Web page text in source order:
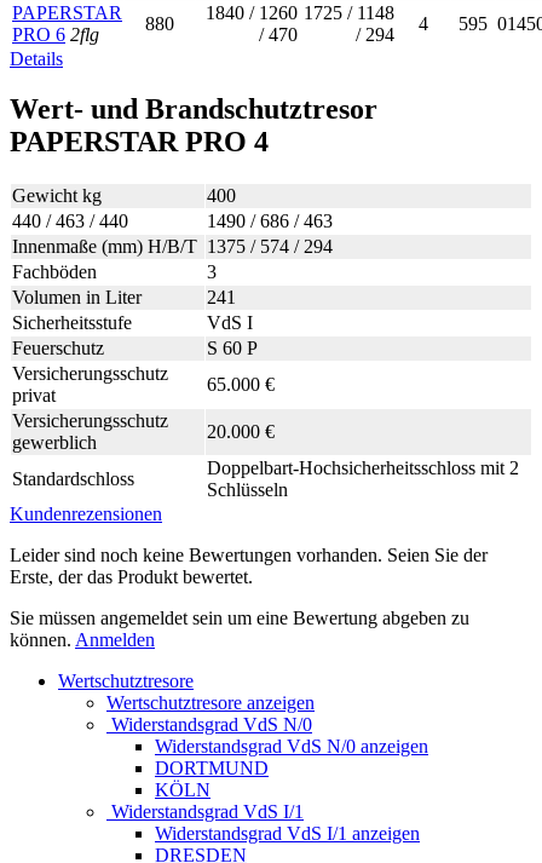
PAPERSTAR
PRO 6 2flg
880
1840 / 1260
/ 470
1725 / 1148
/ 294
4 595
Details
Wert- und Brandschutztresor
PAPERSTAR PRO 4
Gewicht kg
400
440 / 463 / 440
1490 / 686 / 463
Innenmaße (mm) H/B/T 1375 / 574 / 294
Fachböden
3
Volumen in Liter
241
Sicherheitsstufe
VdS I
Feuerschutz
S 60 P
Versicherungsschutz
privat
65.000 €
Versicherungsschutz
gewerblich
20.000 €
Standardschloss
Doppelbart-Hochsicherheitsschloss mit 2
Schlüsseln
Kundenrezensionen
Leider sind noch keine Bewertungen vorhanden. Seien Sie der
Erste, der das Produkt bewertet.
Sie müssen angemeldet sein um eine Bewertung abgeben zu
können. Anmelden
Wertschutztresore
Wertschutztresore anzeigen
Widerstandsgrad VdS N/0
Widerstandsgrad VdS N/0 anzeigen
DORTMUND
KÖLN
Widerstandsgrad VdS I/1
Widerstandsgrad VdS I/1 anzeigen
DRESDEN